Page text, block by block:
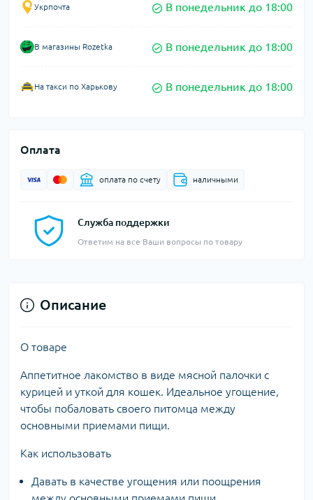
Укрпочта В понедельник до 18:00
В магазины Rozetka В понедельник до 18:00
На такси по Харькову В понедельник до 18:00
Оплата
оплата по счету наличными
Служба поддержки
Ответим на все Ваши вопросы по товару
Описание
О товаре
Аппетитное лакомство в виде мясной палочки с
курицей и уткой для кошек. Идеальное угощение,
чтобы побаловать своего питомца между
основными приемами пищи.
Как использовать
Давать в качестве угощения или поощрения